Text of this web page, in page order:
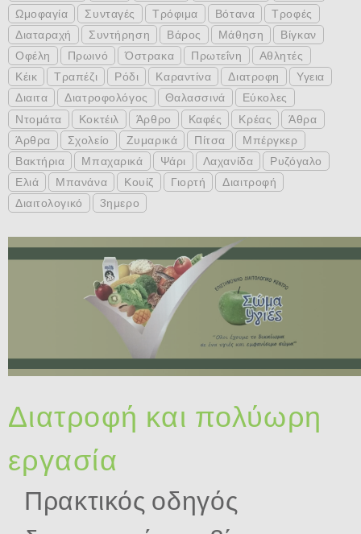
Ωμοφαγία
Συνταγές Τρόφιμα Βότανα
Τροφές
Διαταραχή
Συντήρηση Βάρος Μάθηση
Βίγκαν
Οφέλη
Πρωινό Όστρακα Πρωτεΐνη
Αθλητές
Κέικ
Τραπέζι Ρόδι Καραντίνα Διατροφη
Υγεια
Διαιτα
Διατροφολόγος Θαλασσινά
Εύκολες
Ντομάτα
Κοκτέιλ Άρθρο Καφές Κρέας
Άθρα
Άρθρα
Σχολείο Ζυμαρικά Πίτσα
Μπέργκερ
Βακτήρια
Μπαχαρικά Ψάρι Λαχανίδα
Ρυζόγαλο
Ελιά
Μπανάνα Κουίζ Γιορτή
Διαιτροφή
Διαιτολογικό
3ημερο
Διατροφή και πολύωρη
εργασία
Πρακτικός οδηγός